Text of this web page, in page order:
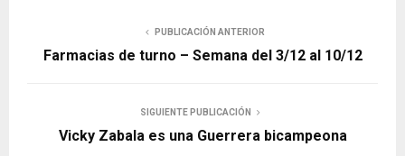
PUBLICACIÓN ANTERIOR
Farmacias de turno – Semana del 3/12 al 10/12
SIGUIENTE PUBLICACIÓN
Vicky Zabala es una Guerrera bicampeona